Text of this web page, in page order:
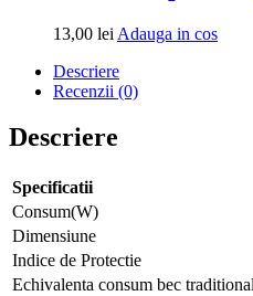
13,00 lei Adauga in cos
Descriere
Recenzii (0)
Descriere
Specificatii
Consum(W)
Dimensiune
Indice de Protectie
Echivalenta consum bec traditional